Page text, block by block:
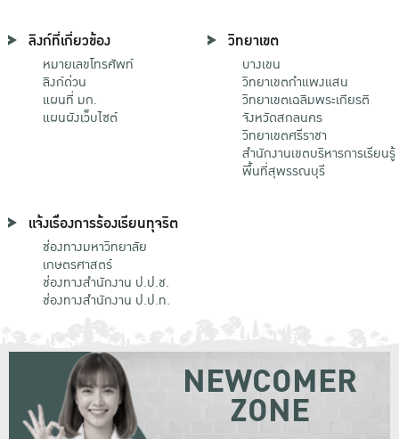
ลิงก์ที่เกี่ยวข้อง
หมายเลขโทรศัพท์
ลิงก์ด่วน
แผนที่ มก.
แผนผังเว็บไซต์
วิทยาเขต
บางเขน
วิทยาเขตกําแพงแสน
วิทยาเขตเฉลิมพระเกียรติ
จังหวัดสกลนคร
วิทยาเขตศรีราชา
สำนักงานเขตบริหารการเรียนรู้
พื้นที่สุพรรณบุรี
แจ้งเรื่องการร้องเรียนทุจริต
ช่องทางมหาวิทยาลัย
เกษตรศาสตร์
ช่องทางสำนักงาน ป.ป.ช.
ช่องทางสำนักงาน ป.ป.ท.
NEWCOMER
ZONE